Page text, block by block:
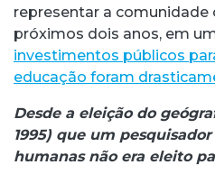
representar a comunidade
próximos dois anos, em
investimentos públicos
educação foram
Desde a eleição do
1995) que um
humanas não era eleito